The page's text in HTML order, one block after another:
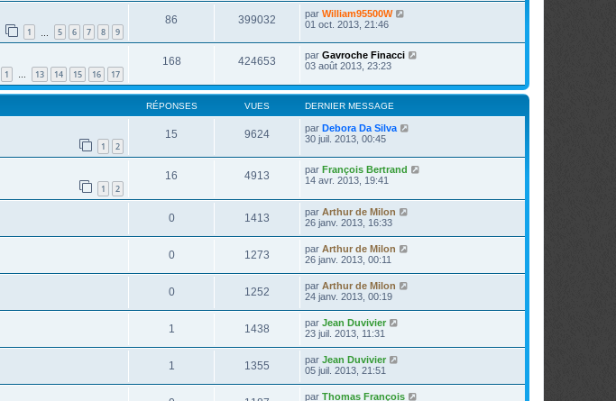
1 5 6 7 8 9
86 399032 par William95500W
01 oct. 2013, 21:46
1 … 13 14 15 16 17
168 424653 par Gavroche Finacci
03 août 2013, 23:23
RÉPONSES VUES DERNIER MESSAGE
1 2
15 9624 par Debora Da Silva
30 juil. 2013, 00:45
1 2
16 4913 par François Bertrand
14 avr. 2013, 19:41
0 1413 par Arthur de Milon
26 janv. 2013, 16:33
0 1273 par Arthur de Milon
26 janv. 2013, 00:11
0 1252 par Arthur de Milon
24 janv. 2013, 00:19
1 1438 par Jean Duvivier
23 juil. 2013, 11:31
1 1355 par Jean Duvivier
05 juil. 2013, 21:51
par Thomas François